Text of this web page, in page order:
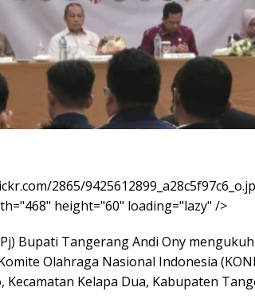
2865/
height="60" loading="lazy" />
Bupati Tangerang Andi Ony
Olahraga Nasional Indonesia
Kelapa Dua, Kabupaten